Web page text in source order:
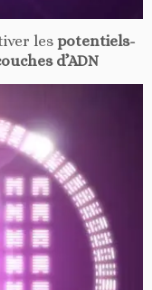
les potentiels-
d’ADN